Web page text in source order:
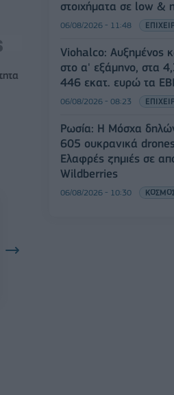
στοιχήματα σε low &
06/08/2026 - 11:48
Viohalco: Αυξημένος
στο α' εξάμηνο, στα
446 εκατ. ευρώ τα
06/08/2026 - 08:23
Ρωσία: Η Μόσχα
605 ουκρανικά
Ελαφρές ζημιές σε
Wildberries
06/08/2026 - 10:30